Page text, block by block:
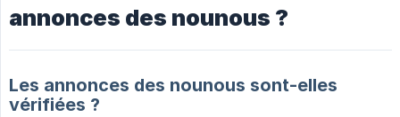
annonces des nounous ?
Les annonces des nounous sont-elles
vérifiées ?